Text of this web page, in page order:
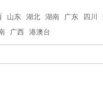
山东 湖北 湖南 广东 四川
广西 港澳台